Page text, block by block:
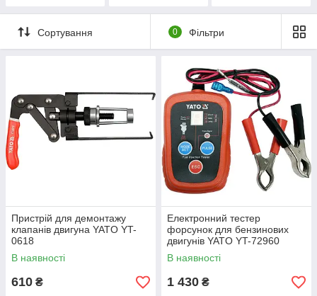
Сортування 0 Фільтри
Пристрій для демонтажу
клапанів двигуна YATO YT-
0618
В наявності
610 ₴
Електронний тестер
форсунок для бензинових
двигунів YATO YT-72960
В наявності
1 430 ₴